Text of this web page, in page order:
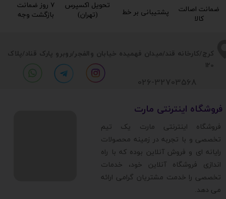
​​کرج/کارخانه قند/میدان فهمیده خیابان والفجر/روبرو پارک قناد/پلاک
120
​فروشگاه اینترنتی مارت
​فروشگاه اینترنتی مارت یک تیم
تخصصی و با تجربه در زمینه محصولات
رایانه ای و فروش آنلاین بوده که با راه
اندازی فروشگاه آنلاین خود، خدمات
تخصصی را خدمت مشتریان گرامی ارائه
می دهد.
026-32703568
۷ روز ضمانت
بازگشت وجه​​​​​​​
تحویل اکسپرس
(تهران)​​​​​​​
پشتیبانی بر خط​​​​​​​
ضمانت اصالت
کالا​​​​​​​